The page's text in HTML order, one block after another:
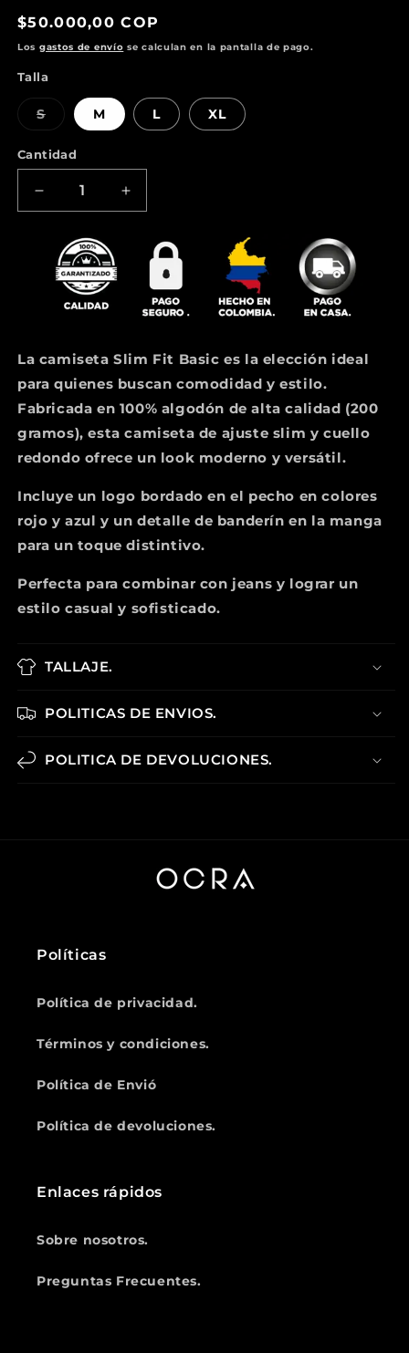
Precio
habitual
$50.000,00 COP
Los gastos de envío se calculan en la pantalla de pago.
Talla
SVariante
agotada
no
disponible
M L XL
Cantidad
Reducir
cantidad
Camiseta
Slim
Basic
Aumentar
cantidad
Camiseta
Basic
La camiseta Slim Fit Basic es la elección ideal
para quienes buscancomodidad y estilo.
Fabricada en 100% algodón de alta calidad (200
gramos), esta camiseta de ajuste slim y cuello
redondo ofrece un look moderno y versátil.
Incluye un logo bordado en el pecho en colores
rojo y azul y un detalle de banderín en la manga
para un toque distintivo.
Perfecta para combinar con jeans y lograr un
estilo casual y sofisticado.
TALLAJE.
POLITICAS DE ENVIOS.
POLITICA DE DEVOLUCIONES.
Políticas
Política de privacidad.
Términos y condiciones.
Política de Envió
Política de devoluciones.
Enlaces rápidos
Sobre nosotros.
Preguntas Frecuentes.